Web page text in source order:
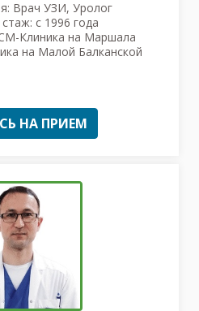
Врач УЗИ, Уролог
с 1996 года
Клиника на Маршала
на Малой Балканской
НА ПРИЕМ